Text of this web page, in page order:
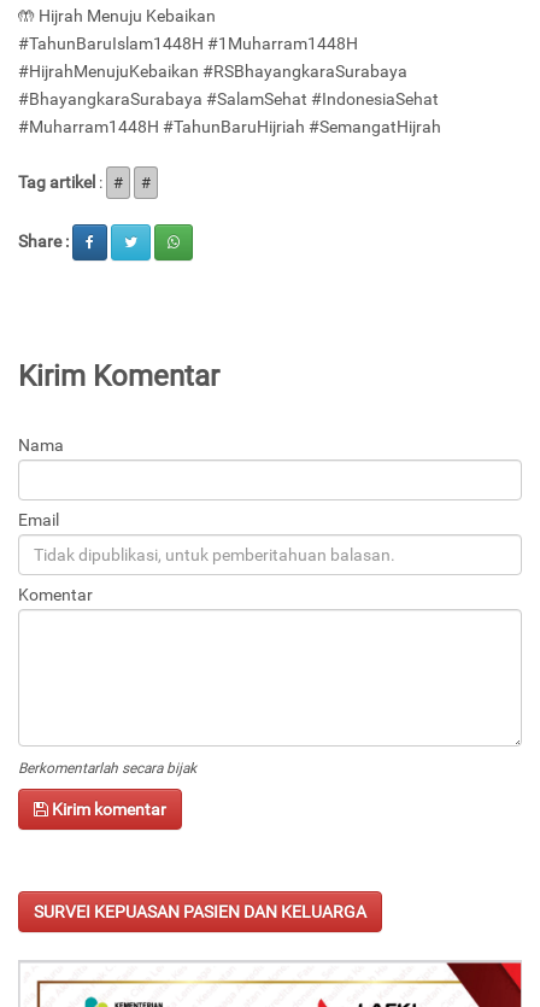
🤲 Hijrah Menuju Kebaikan
#TahunBaruIslam1448H #1Muharram1448H
#HijrahMenujuKebaikan #RSBhayangkaraSurabaya
#BhayangkaraSurabaya #SalamSehat #IndonesiaSehat
#Muharram1448H #TahunBaruHijriah #SemangatHijrah
Tag artikel : # #
Share :
Kirim Komentar
Nama
Email
Komentar
Berkomentarlah secara bijak
Kirim komentar
SURVEI KEPUASAN PASIEN DAN KELUARGA